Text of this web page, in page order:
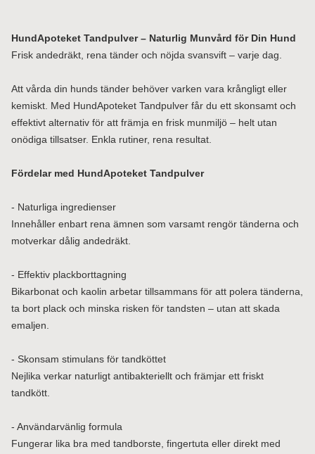
HundApoteket Tandpulver – Naturlig Munvård för Din Hund
Frisk andedräkt, rena tänder och nöjda svansvift – varje dag.
Att vårda din hunds tänder behöver varken vara krångligt eller
kemiskt. Med HundApoteket Tandpulver får du ett skonsamt och
effektivt alternativ för att främja en frisk munmiljö – helt utan
onödiga tillsatser. Enkla rutiner, rena resultat.
Fördelar med HundApoteket Tandpulver
- Naturliga ingredienser
Innehåller enbart rena ämnen som varsamt rengör tänderna och
motverkar dålig andedräkt.
- Effektiv plackborttagning
Bikarbonat och kaolin arbetar tillsammans för att polera tänderna,
ta bort plack och minska risken för tandsten – utan att skada
emaljen.
- Skonsam stimulans för tandköttet
Nejlika verkar naturligt antibakteriellt och främjar ett friskt
tandkött.
- Användarvänlig formula
Fungerar lika bra med tandborste, fingertuta eller direkt med